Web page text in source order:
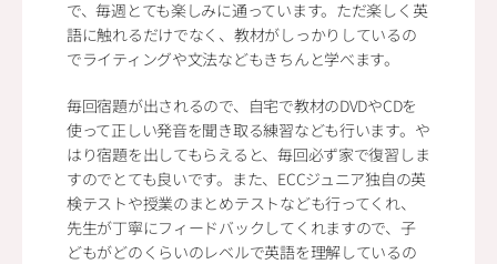
で、毎週とても楽しみに通っています。ただ楽しく英
語に触れるだけでなく、教材がしっかりしているの
でライティングや文法などもきちんと学べます。
毎回宿題が出されるので、自宅で教材のDVDやCDを
使って正しい発音を聞き取る練習なども行います。や
はり宿題を出してもらえると、毎回必ず家で復習しま
すのでとても良いです。また、ECCジュニア独自の英
検テストや授業のまとめテストなども行ってくれ、
先生が丁寧にフィードバックしてくれますので、子
どもがどのくらいのレベルで英語を理解しているの